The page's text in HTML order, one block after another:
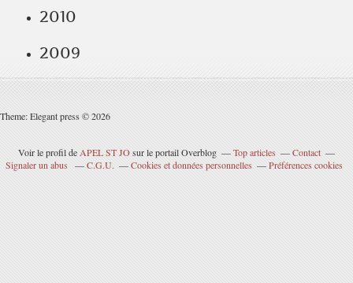
2010
2009
Theme: Elegant press © 2026
Voir le profil de APEL ST JOsur le portail Overblog Top articles
Contact
Signaler un abus
C.G.U. Cookies et données personnelles Préférences cookies